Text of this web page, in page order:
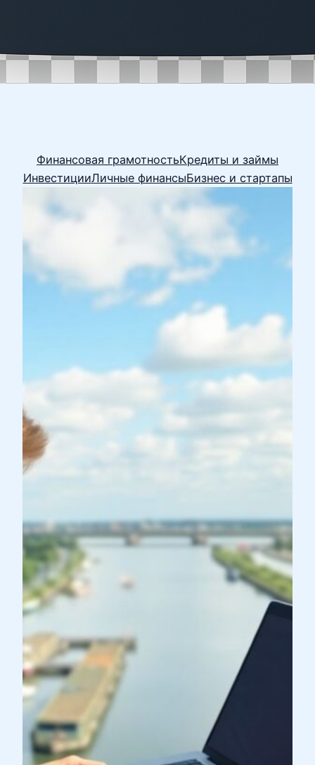
Финансовая грамотностьКредиты и займы
ИнвестицииЛичные финансыБизнес и стартапы